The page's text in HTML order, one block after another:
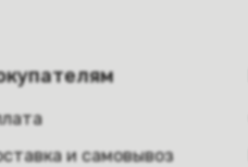
и самовывоз